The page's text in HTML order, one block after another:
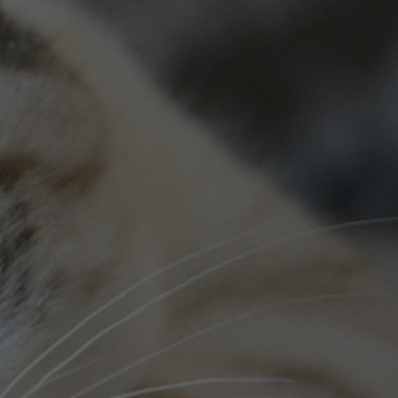
sesji.
sesji.
dla ich
dotyczące
i
że ich
w przyszłych
zapewniając, że
a ich dane są
witrynę